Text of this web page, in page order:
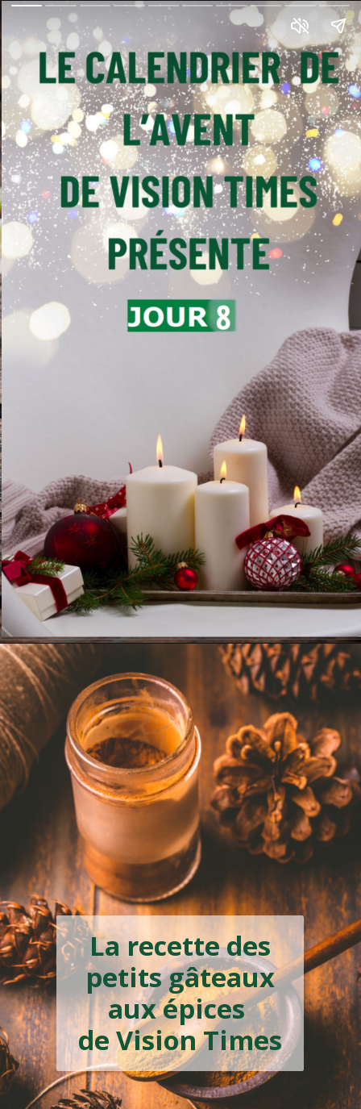
La recette
des biscuits
aux amandes
de Vision Times
La recette
des biscuits
aux amandes
de Vision Times
La recette des
petits gâteaux
aux épices
de Vision Times